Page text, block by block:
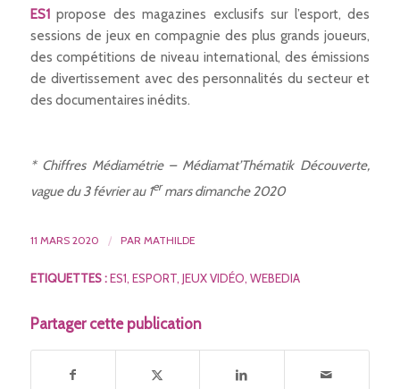
ES1propose des magazines exclusifs sur l’esport, des
sessions de jeux en compagnie des plus grands joueurs,
des compétitions de niveau international, des émissions
de divertissement avec des personnalités du secteur et
des documentaires inédits.
* Chiffres Médiamétrie – Médiamat’Thématik Découverte,
vague du 3 février au 1ermars dimanche 2020
11 MARS 2020 / PAR MATHILDE
ETIQUETTES : ES1, ESPORT, JEUX VIDÉO, WEBEDIA
Partager cette publication